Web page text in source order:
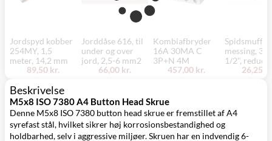
Jordspyd kobber
254MY, 1,5
meter, 14,2 mm
89,50 kr.
Jorddåse 616, til
under og over
jord, 2,5-6 mm2
66,00 kr.
Kombiafbryder
16A 30MA C
3P+N 4M
457,00 kr.
Spidsmuffe,
messing, 3/
1/2",
26,25
Beskrivelse
M5x8 ISO 7380 A4 Button Head Skrue
Denne M5x8 ISO 7380 button head skrue er fremstillet af A4
syrefast stål, hvilket sikrer høj korrosionsbestandighed og
holdbarhed, selv i aggressive miljøer. Skruen har en indvendig 6-